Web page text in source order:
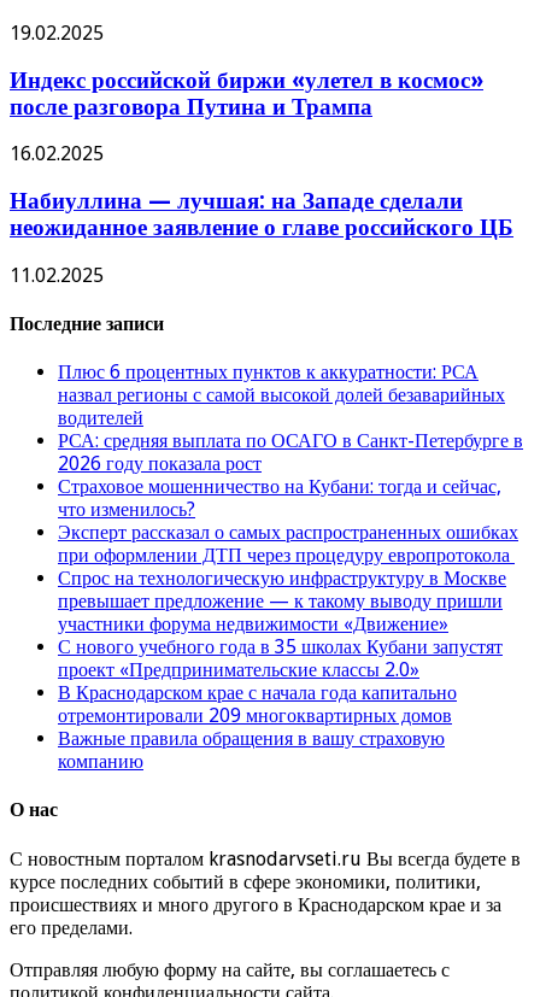
19.02.2025
Индекс российской биржи «улетел в космос»
после разговора Путина и Трампа
16.02.2025
Набиуллина — лучшая: на Западе сделали
неожиданное заявление о главе российского ЦБ
11.02.2025
Последние записи
Плюс 6 процентных пунктов к аккуратности: РСА
назвал регионы с самой высокой долей безаварийных
водителей
РСА: средняя выплата по ОСАГО в Санкт-Петербурге в
2026 году показала рост
Страховое мошенничество на Кубани: тогда и сейчас,
что изменилось?
Эксперт рассказал о самых распространенных ошибках
при оформлении ДТП через процедуру европротокола
Спрос на технологическую инфраструктуру в Москве
превышает предложение — к такому выводу пришли
участники форума недвижимости «Движение»
С нового учебного года в 35 школах Кубани запустят
проект «Предпринимательские классы 2.0»
В Краснодарском крае с начала года капитально
отремонтировали 209 многоквартирных домов
Важные правила обращения в вашу страховую
компанию
О нас
С новостным порталом krasnodarvseti.ru Вы всегда будете в
курсе последних событий в сфере экономики, политики,
происшествиях и много другого в Краснодарском крае и за
его пределами.
Отправляя любую форму на сайте, вы соглашаетесь с